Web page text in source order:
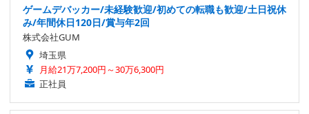
ゲームデバッカー/未経験歓迎/初めての転職も歓迎/土日祝休
み/年間休日120日/賞与年2回
株式会社GUM
埼玉県
月給21万7,200円～30万6,300円
正社員